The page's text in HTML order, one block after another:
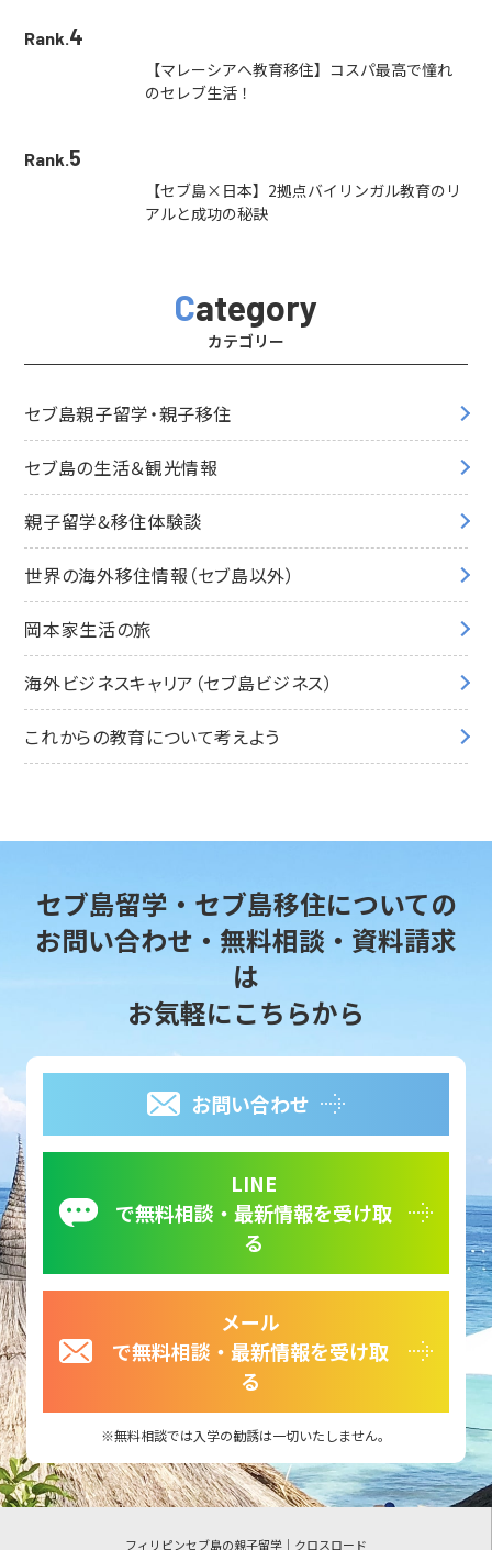
Rank. 4
【マレーシアへ教育移住】コスパ最高で憧れ
のセレブ生活！
Rank. 5
【セブ島×日本】2拠点バイリンガル教育のリ
アルと成功の秘訣
Category
カテゴリー
セブ島親子留学・親子移住
セブ島の生活＆観光情報
親子留学&移住体験談
世界の海外移住情報（セブ島以外）
岡本家生活の旅
海外ビジネスキャリア（セブ島ビジネス）
これからの教育について考えよう
セブ島留学・セブ島移住についての
お問い合わせ・無料相談・資料請求
は
お気軽にこちらから
お問い合わせ
LINE
で無料相談・最新情報を受け取
る
メール
で無料相談・最新情報を受け取
る
無料相談では入学の勧誘は一切いたしません。
フィリピンセブ島の親子留学｜クロスロード